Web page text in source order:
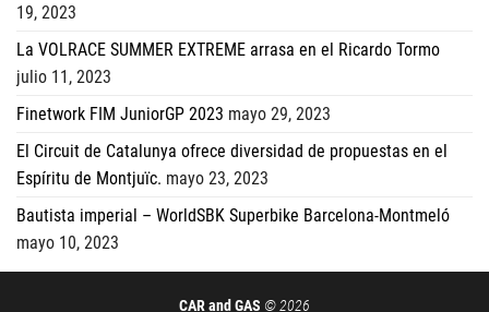
19, 2023
La VOLRACE SUMMER EXTREME arrasa en el Ricardo Tormo
julio 11, 2023
Finetwork FIM JuniorGP 2023 mayo 29, 2023
El Circuit de Catalunya ofrece diversidad de propuestas en el
Espíritu de Montjuïc. mayo 23, 2023
Bautista imperial – WorldSBK Superbike Barcelona-Montmeló
mayo 10, 2023
CAR and GAS © 2026